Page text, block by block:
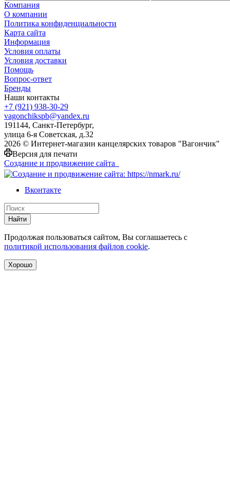
Компания
О компании
Политика конфиденциальности
Карта сайта
Информация
Условия оплаты
Условия доставки
Помощь
Вопрос-ответ
Бренды
Наши контакты
+7 (921) 938-30-29
vagonchikspb@yandex.ru
191144, Санкт-Петербург,
улица 6-я Советская, д.32
2026 © Интернет-магазин канцелярских товаров "Вагончик"
Версия для печати
Создание и продвижение сайта
Вконтакте
Найти
Продолжая пользоваться сайтом, Вы соглашаетесь с
политикой использования файлов cookie.
Хорошо